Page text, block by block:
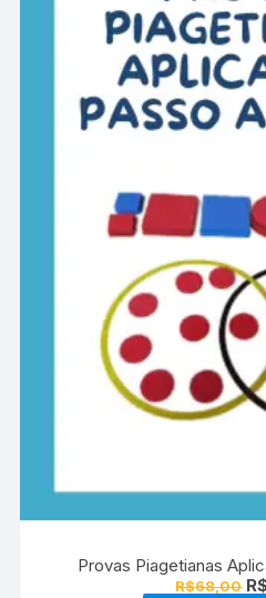
Provas Piagetianas
R$68,00 O